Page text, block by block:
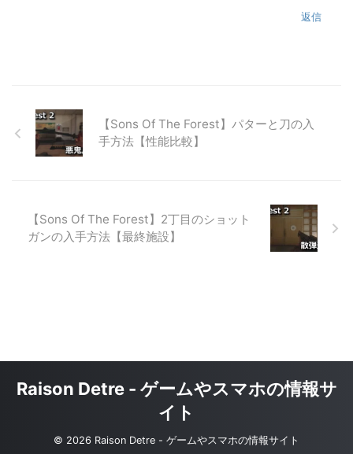
返信
【Sons Of The Forest】パターと刀の入
手方法【性能比較】
【Sons Of The Forest】2丁目のショット
ガンの入手方法【最終施設】
Raison Detre - ゲームやスマホの情報サ
イト
© 2026 Raison Detre - ゲームやスマホの情報サイト